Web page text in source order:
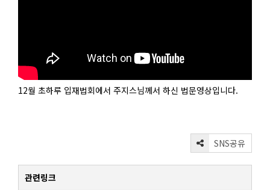
12월 초하루 입재법회에서 주지스님께서 하신 법문영상입니다.
SNS공유
관련링크